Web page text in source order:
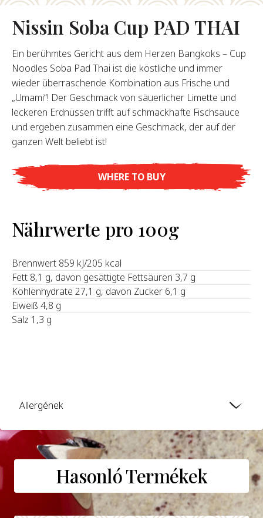
Rólunk
Alapítónk
Értékeink
Karrier
Nissin Soba Cup PAD THAI
Ein berühmtes Gericht aus dem Herzen Bangkoks – Cup
Noodles Soba Pad Thai ist die köstliche und immer
wieder überraschende Kombination aus Frische und
„Umami“! Der Geschmack von säuerlicher Limette und
leckeren Erdnüssen trifft auf schmackhafte Fischsauce
und ergeben zusammen eine Geschmack, der auf der
ganzen Welt beliebt ist!
WHERE TO BUY
Nährwerte pro 100g
Brennwert 859 kJ/205 kcal
Fett 8,1 g, davon gesättigte Fettsäuren 3,7 g
Kohlenhydrate 27,1 g, davon Zucker 6,1 g
Eiweiß 4,8 g
Salz 1,3 g
Allergének
Hasonló Termékek